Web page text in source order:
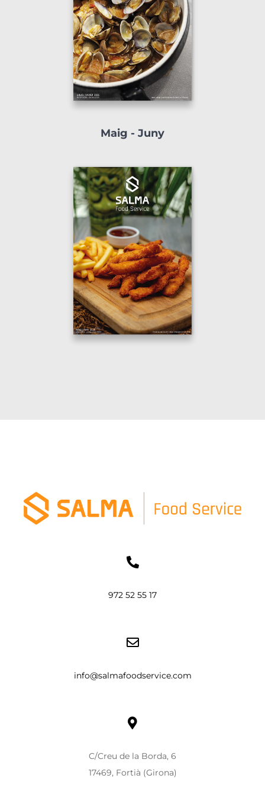
Maig - Juny
972 52 55 17
info@salmafoodservice.com
C/Creu de la Borda, 6
17469, Fortià (Girona)